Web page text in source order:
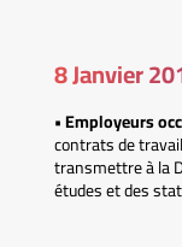
8 Janvier
• Employeurs
contrats de
transmettre à la
études et des